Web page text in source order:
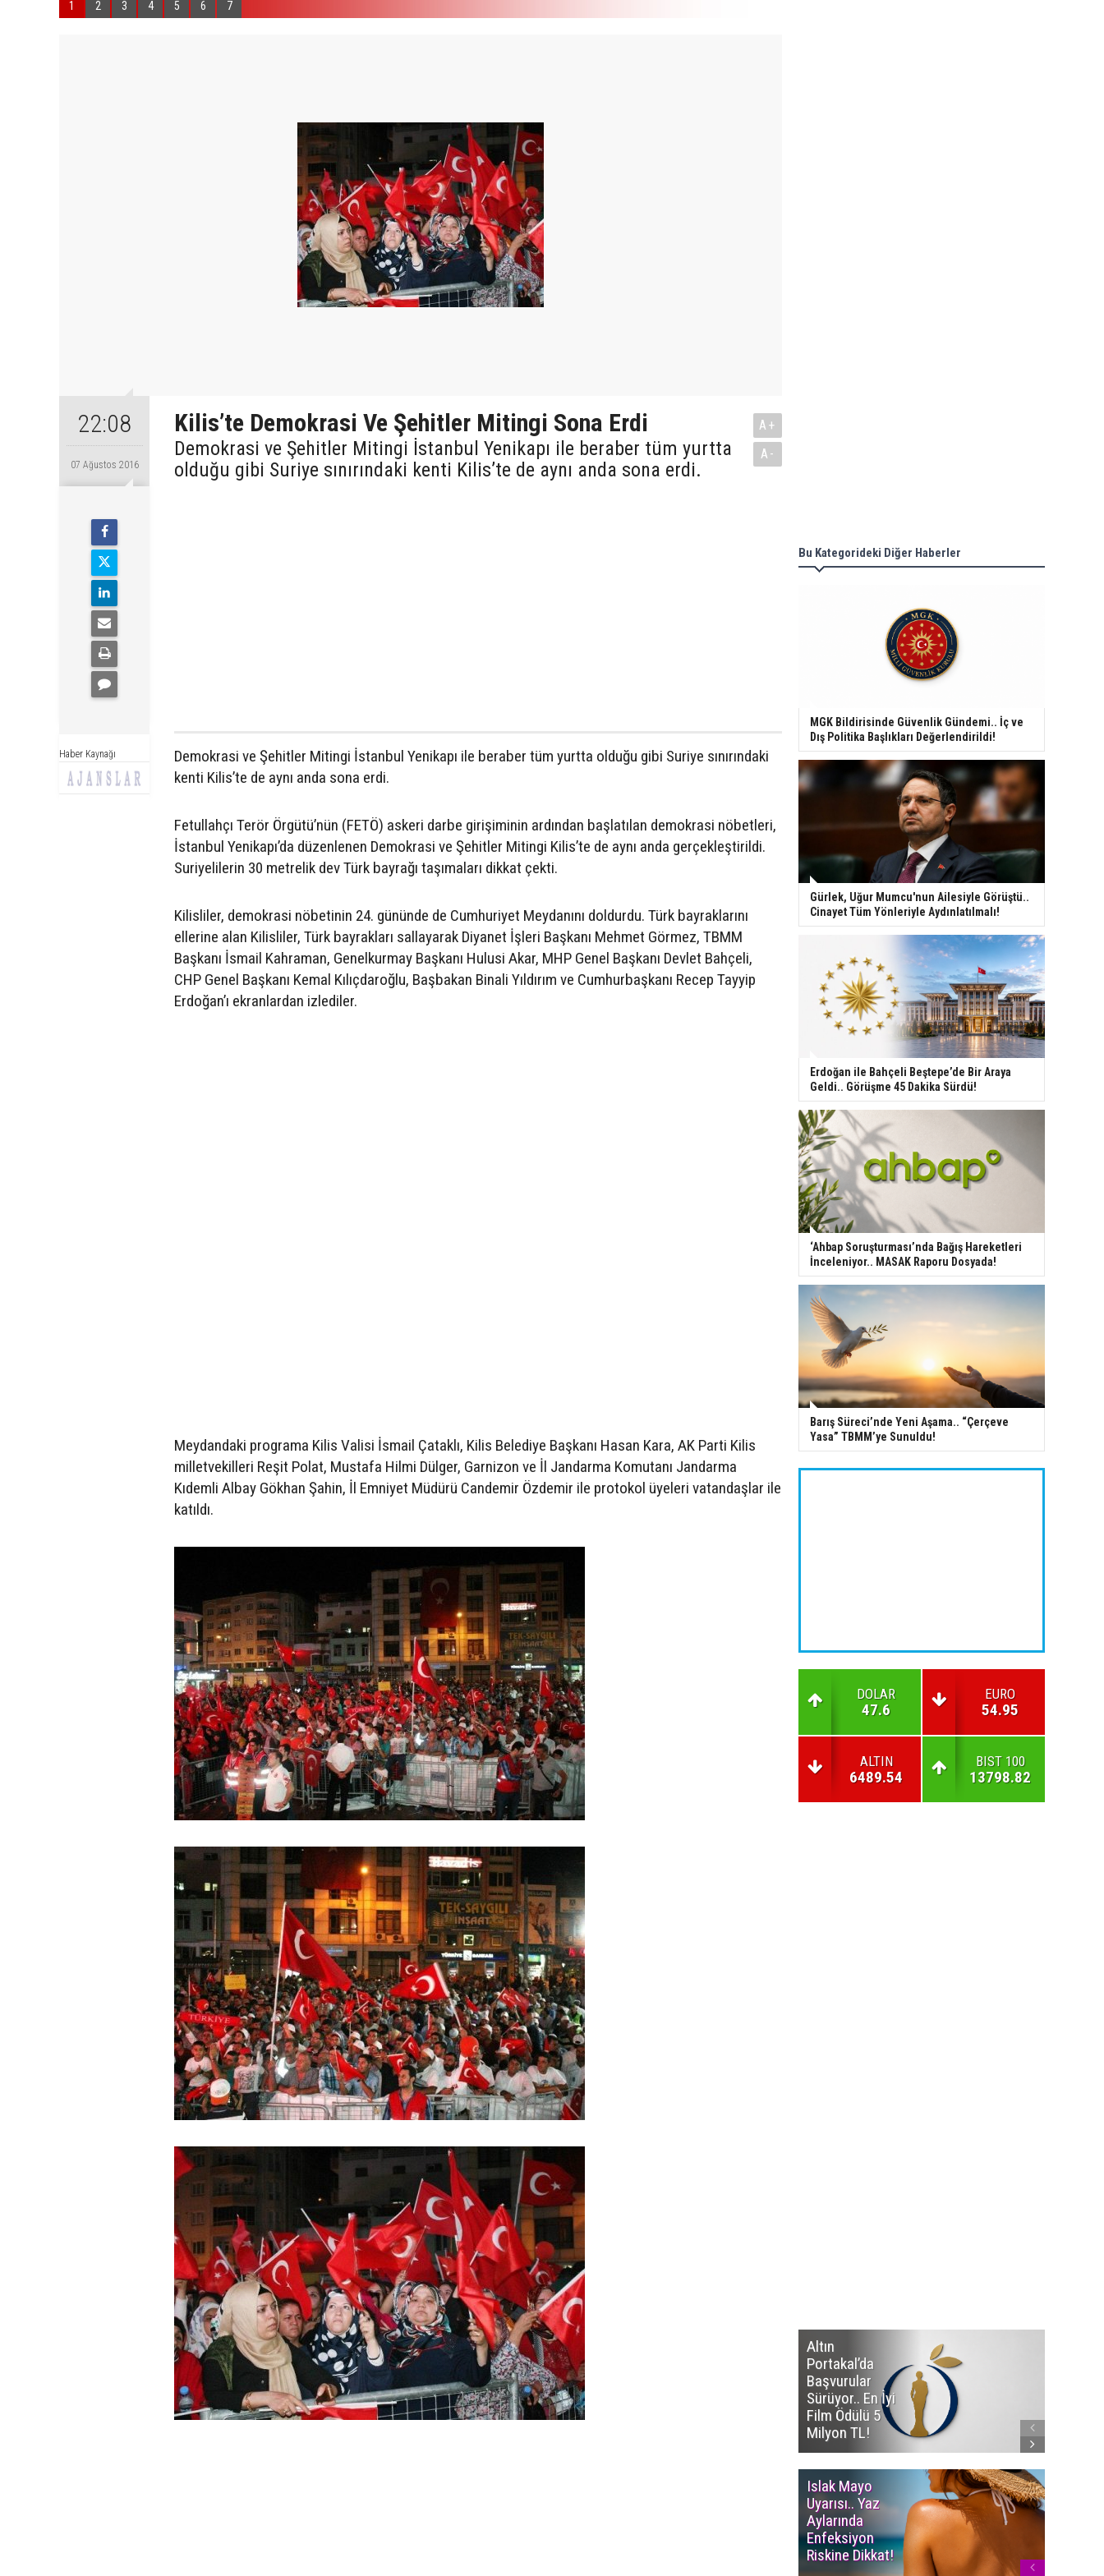
1 2 3 4 5 6 7
22:08
07 Ağustos 2016
Haber Kaynağı
Kilis’te Demokrasi Ve Şehitler Mitingi Sona Erdi
Demokrasi ve Şehitler Mitingi İstanbul Yenikapı ile beraber tüm yurtta
olduğu gibi Suriye sınırındaki kenti Kilis’te de aynı anda sona erdi.
A+
A-
Demokrasi ve Şehitler Mitingi İstanbul Yenikapı ile beraber tüm yurtta olduğu gibi Suriye sınırındaki
kenti Kilis’te de aynı anda sona erdi.
Fetullahçı Terör Örgütü’nün (FETÖ) askeri darbe girişiminin ardından başlatılan demokrasi nöbetleri,
İstanbul Yenikapı’da düzenlenen Demokrasi ve Şehitler Mitingi Kilis’te de aynı anda gerçekleştirildi.
Suriyelilerin 30 metrelik dev Türk bayrağı taşımaları dikkat çekti.
Kilisliler, demokrasi nöbetinin 24. gününde de Cumhuriyet Meydanını doldurdu. Türk bayraklarını
ellerine alan Kilisliler, Türk bayrakları sallayarak Diyanet İşleri Başkanı Mehmet Görmez, TBMM
Başkanı İsmail Kahraman, Genelkurmay Başkanı Hulusi Akar, MHP Genel Başkanı Devlet Bahçeli,
CHP Genel Başkanı Kemal Kılıçdaroğlu, Başbakan Binali Yıldırım ve Cumhurbaşkanı Recep Tayyip
Erdoğan’ı ekranlardan izlediler.
Meydandaki programa Kilis Valisi İsmail Çataklı, Kilis Belediye Başkanı Hasan Kara, AK Parti Kilis
milletvekilleri Reşit Polat, Mustafa Hilmi Dülger, Garnizon ve İl Jandarma Komutanı Jandarma
Kıdemli Albay Gökhan Şahin, İl Emniyet Müdürü Candemir Özdemir ile protokol üyeleri vatandaşlar ile
katıldı.
Bu Kategorideki Diğer Haberler
MGK Bildirisinde Güvenlik Gündemi.. İç ve
Dış Politika Başlıkları Değerlendirildi!
Gürlek, Uğur Mumcu'nun Ailesiyle Görüştü..
Cinayet Tüm Yönleriyle Aydınlatılmalı!
Erdoğan ile Bahçeli Beştepe’de Bir Araya
Geldi.. Görüşme 45 Dakika Sürdü!
‘Ahbap Soruşturması’nda Bağış Hareketleri
İnceleniyor.. MASAK Raporu Dosyada!
Barış Süreci’nde Yeni Aşama.. “Çerçeve
Yasa” TBMM’ye Sunuldu!
DOLAR
47.6
EURO
54.95
ALTIN
6489.54
BIST 100
13798.82
Altın
Portakal’da
Başvurular
Sürüyor.. En İyi
Film Ödülü 5
Milyon TL!
Islak Mayo
Uyarısı.. Yaz
Aylarında
Enfeksiyon
Riskine Dikkat!